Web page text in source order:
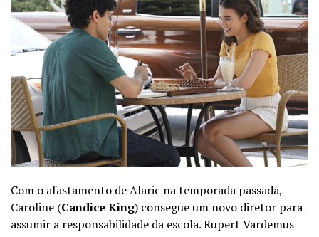
Com o afastamento de Alaric na temporada passada,
Caroline (Candice King) consegue um novo diretor para
assumir a responsabilidade da escola. Rupert Vardemus